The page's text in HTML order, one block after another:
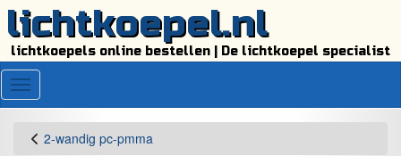
lichtkoepel.nl
lichtkoepels online bestellen | De lichtkoepel specialist
Menu
2-wandig pc-pmma